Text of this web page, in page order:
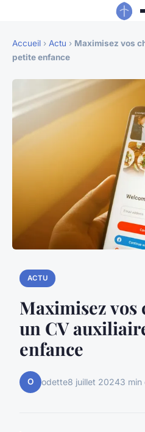
Accueil › Actu › Maximisez vos
petite enfance
ACTU
Maximisez vos
un CV
enfance
O odette8 juillet 20243 min